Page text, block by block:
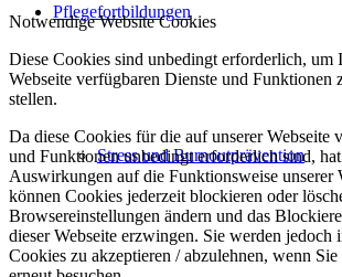
Pflegefortbildungen
Stress und Burnoutprävention
Notwendige Website Cookies
Diese Cookies sind unbedingt erforderlich, um
Webseite verfügbaren Dienste und Funktionen
stellen.
Da diese Cookies für die auf unserer Webseite
und Funktionen unbedingt erforderlich sind,
Auswirkungen auf die Funktionsweise unserer
können Cookies jederzeit blockieren oder
Browsereinstellungen ändern und das
dieser Webseite erzwingen. Sie werden jedoch
Cookies zu akzeptieren / abzulehnen, wenn Sie